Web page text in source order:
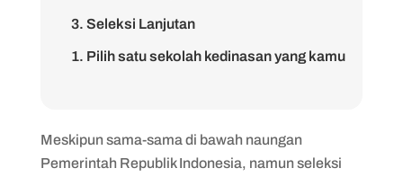
3. Seleksi Lanjutan
1. Pilih satu sekolah kedinasan yang kamu
3. Ketahui sistem penilaian SKD dan tes
akademik
Meskipun sama-sama di bawah naungan
Pemerintah Republik Indonesia, namun seleksi